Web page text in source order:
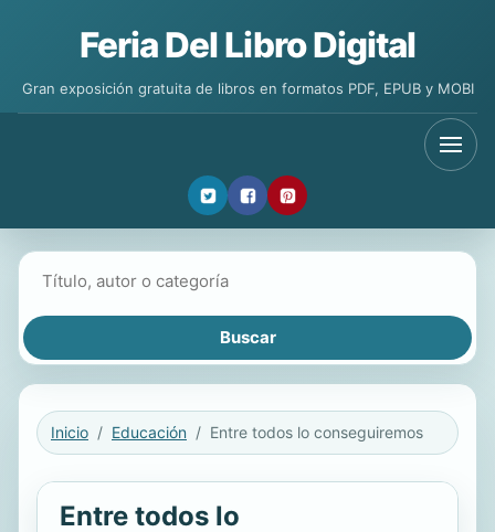
Feria Del Libro Digital
Gran exposición gratuita de libros en formatos PDF, EPUB y MOBI
Inicio Educación Entre todos lo conseguiremos
Entre todos lo